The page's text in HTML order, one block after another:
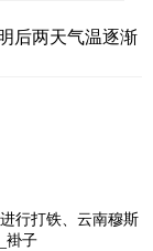
后两天气温逐渐
行打铁、云南穆斯
褂子